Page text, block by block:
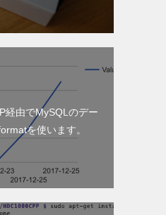
経由でMySQLのデー
を使います。